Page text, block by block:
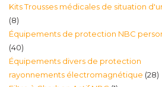
Kits Trousses médicales de situation
88
produits
Équipements de protection NBC
4040
produits
Équipements divers de protection
rayonnements électromagnétique 2828